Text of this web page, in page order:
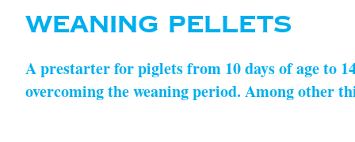
WEANING PELLETS
A prestarter for piglets from 10 days of age to
overcoming the weaning period. Among other